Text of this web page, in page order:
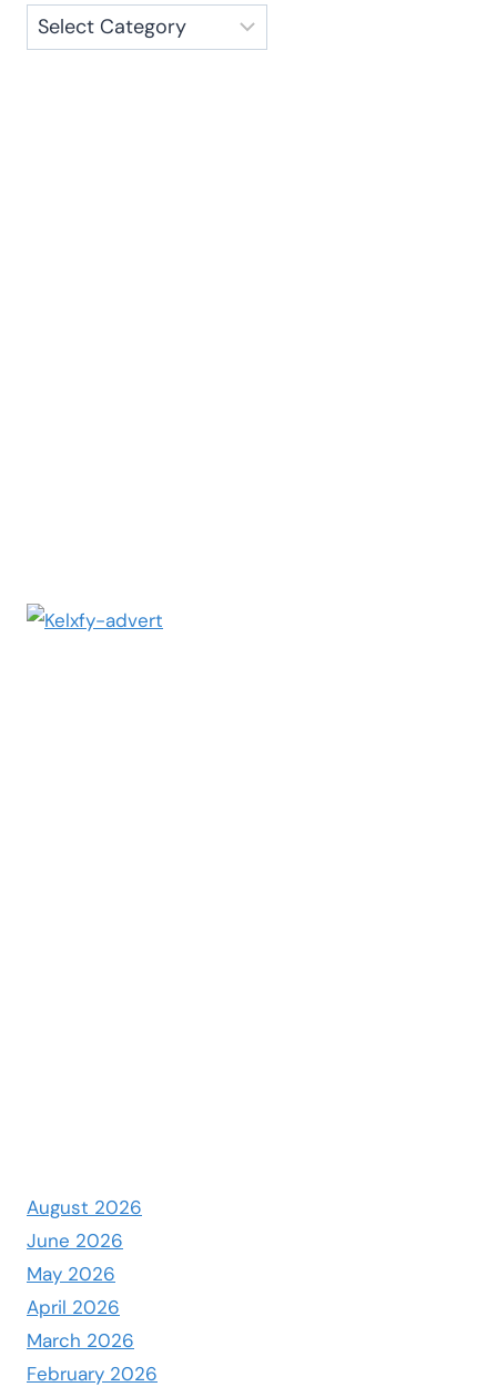
August 2026
June 2026
May 2026
April 2026
March 2026
February 2026